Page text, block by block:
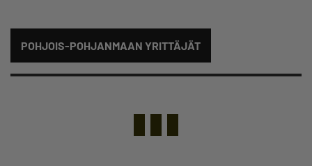
POHJOIS-POHJANMAAN YRITTÄJÄT
Suodata hakutuloksia: näytä kaikki sisältö